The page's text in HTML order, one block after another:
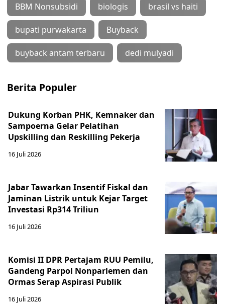
BBM Nonsubsidi biologis brasil vs haiti
bupati purwakarta Buyback
buyback antam terbaru dedi mulyadi
Berita Populer
Dukung Korban PHK, Kemnaker dan
Sampoerna Gelar Pelatihan
Upskilling dan Reskilling Pekerja
16 Juli 2026
Jabar Tawarkan Insentif Fiskal dan
Jaminan Listrik untuk Kejar Target
Investasi Rp314 Triliun
16 Juli 2026
Komisi II DPR Pertajam RUU Pemilu,
Gandeng Parpol Nonparlemen dan
Ormas Serap Aspirasi Publik
16 Juli 2026